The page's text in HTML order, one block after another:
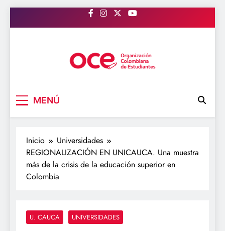
al
MENÚ
Inicio
Universidades
REGIONALIZACIÓN EN UNICAUCA. Una muestra
más de la crisis de la educación superior en
Colombia
U. CAUCA UNIVERSIDADES